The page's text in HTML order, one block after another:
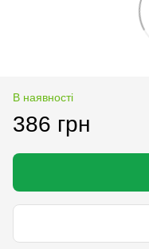
В наявності
386 грн